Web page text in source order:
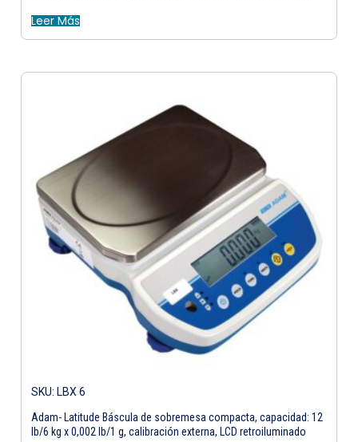
Leer Más
SKU: LBX 6
Adam- Latitude Báscula de sobremesa compacta, capacidad: 12
lb/6 kg x 0,002 lb/1 g, calibración externa, LCD retroiluminado